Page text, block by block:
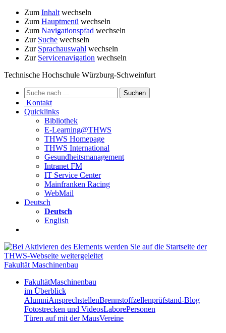
Zum Inhalt wechseln
Zum Hauptmenü wechseln
Zum Navigationspfad wechseln
Zur Suche wechseln
Zur Sprachauswahl wechseln
Zur Servicenavigation wechseln
Technische Hochschule Würzburg-Schweinfurt
Kontakt
Quicklinks
Bibliothek
E-Learning@THWS
THWS Homepage
THWS International
Gesundheitsmanagement
Intranet FM
IT Service Center
Mainfranken Racing
WebMail
Deutsch
Deutsch
English
Fakultät Maschinenbau
FakultätMaschinenbau
im Überblick
AlumniAnsprechstellenBrennstoffzellenprüfstand-Blog
Fotostrecken und VideosLaborePersonen
Türen auf mit der MausVereine